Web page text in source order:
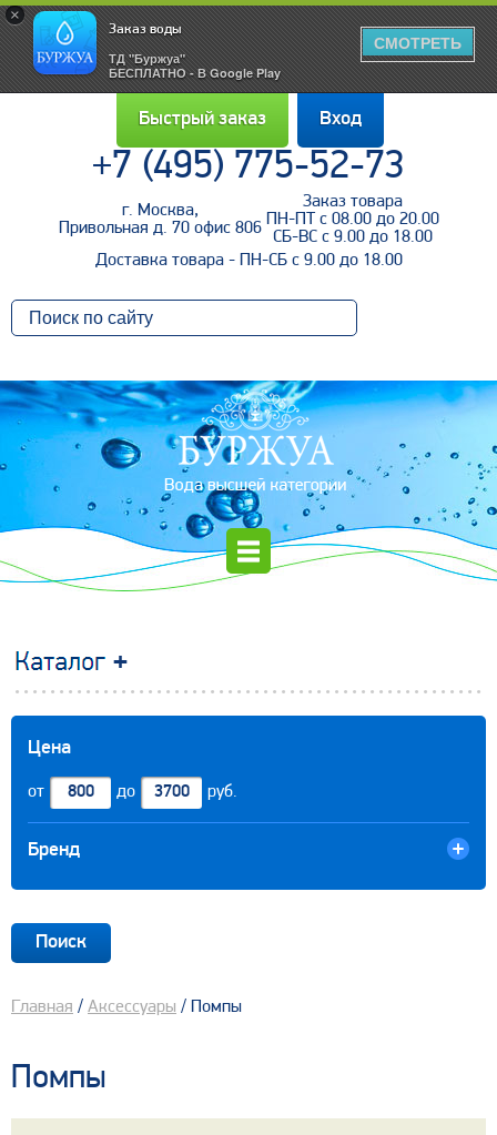
×
Заказ воды
ТД "Буржуа"
БЕСПЛАТНО - В Google Play
СМОТРЕТЬ
Войти
Напомнить пароль Регистрация
Быстрый заказ Вход
+7 (495) 775-52-73
г. Москва,
Привольная д. 70 офис 806
Заказ товара
ПН-ПТ с 08.00 до 20.00
СБ-ВС с 9.00 до 18.00
Доставка товара - ПН-СБ с 9.00 до 18.00
Цена
от до руб.
Бренд
Главная / Аксессуары / Помпы
Помпы